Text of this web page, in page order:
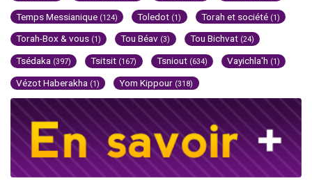
Temps Messianique (124) Toledot (1) Torah et société (1)
Torah-Box & vous (1) Tou Béav (3) Tou Bichvat (24)
Tsédaka (397) Tsitsit (167) Tsniout (634) Vayichla'h (1)
Vézot Haberakha (1) Yom Kippour (318)